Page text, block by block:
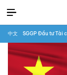
中文 SGGP Đầu tư Tài